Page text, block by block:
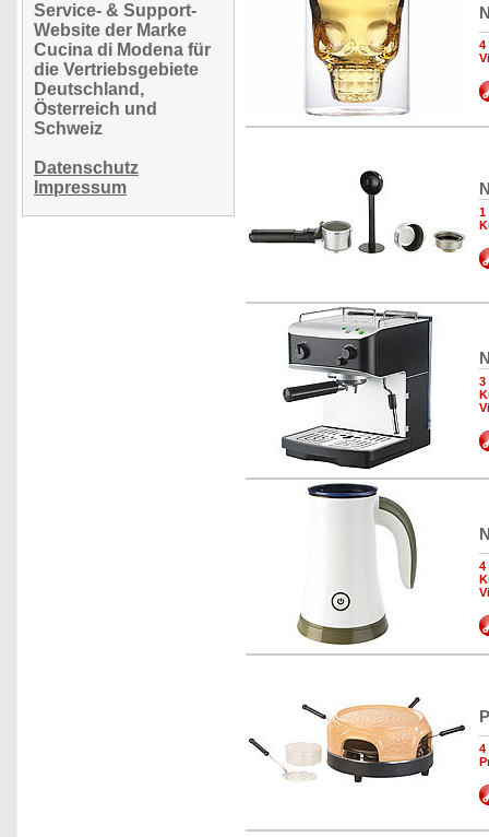
Service- & Support-
Website der Marke
Cucina di Modena für
die Vertriebsgebiete
Deutschland,
Österreich und
Schweiz
Datenschutz
Impressum
4
1
3
4
4